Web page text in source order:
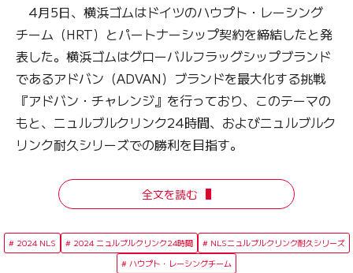
4月5日、横浜ゴムはドイツのハウプト・レーシング
チーム（HRT）とパートナーシップ契約を締結したと発
表した。横浜ゴムはグローバルフラッグシップブランド
であるアドバン（ADVAN）ブランドを最大化する挑戦
『アドバン・チャレンジ』を行っており、このテーマの
もと、ニュルブルクリンク24時間、およびニュルブルク
リンク耐久シリーズでの勝利を目指す。
全文を読む
2024 NLS 2024 ニュルブルクリンク24時間
NLSニュルブルクリンク耐久シリーズ
ハウプト・レーシングチーム